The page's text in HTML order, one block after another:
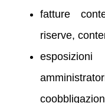
fatture
riserve,